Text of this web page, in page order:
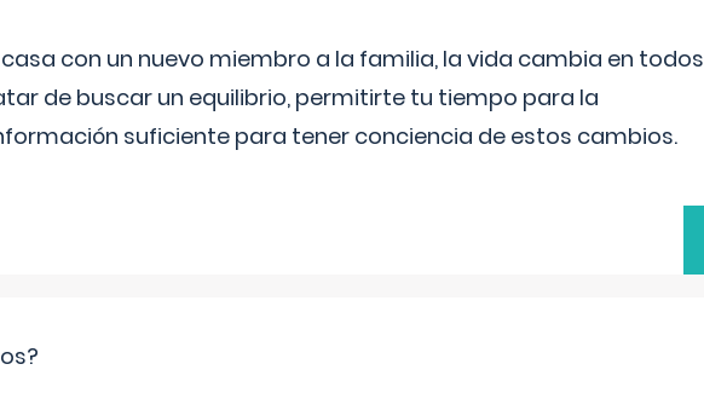
con un nuevo miembro a la familia, la vida cambia en todos
de buscar un equilibrio, permitirte tu tiempo para la
suficiente para tener conciencia de estos cambios.